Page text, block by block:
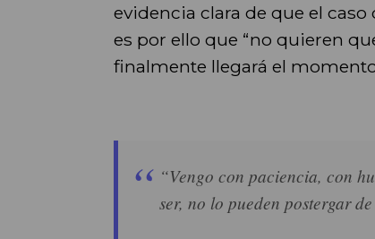
evidencia clara de que el
es por ello que “no quieren
finalmente llegará el
“Vengo con paciencia, con
ser, no lo pueden postergar